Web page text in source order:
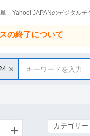
Yahoo! JAPANのデジタルチ
の終了について
キーワードを入力
カテゴリ